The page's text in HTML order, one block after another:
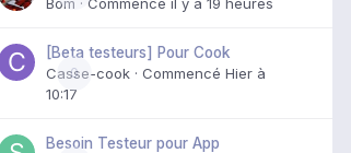
0
[Beta testeurs] Pour Cook
Casse-cook · Commencé Hier à
10:17
Besoin Testeur pour App